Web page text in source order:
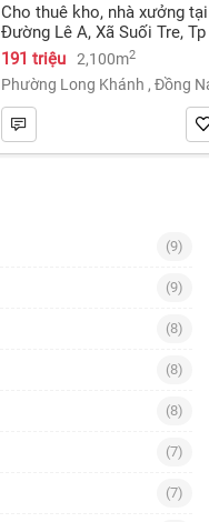
Cho thuê kho, nhà xưởng tại
Đường Lê A, Xã Suối Tre, Tp
Long Khánh, Đồng Nai giá
191 Triệu
191 triệu 2,100m2
Phường Long Khánh , Đồng
(9)
(9)
(8)
(8)
(8)
(7)
(7)